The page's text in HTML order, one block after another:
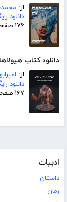
از:
دانلود
۱۷۶ صفحه
دانلود کتاب
از:
دانلود
۱۶۷ صفحه
ادبیات
داستان
رمان